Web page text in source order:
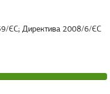
ЄC; Директива 2008/6/ЄС